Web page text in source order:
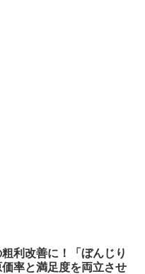
利改善に！「ぼんじり
率と満足度を両立させ